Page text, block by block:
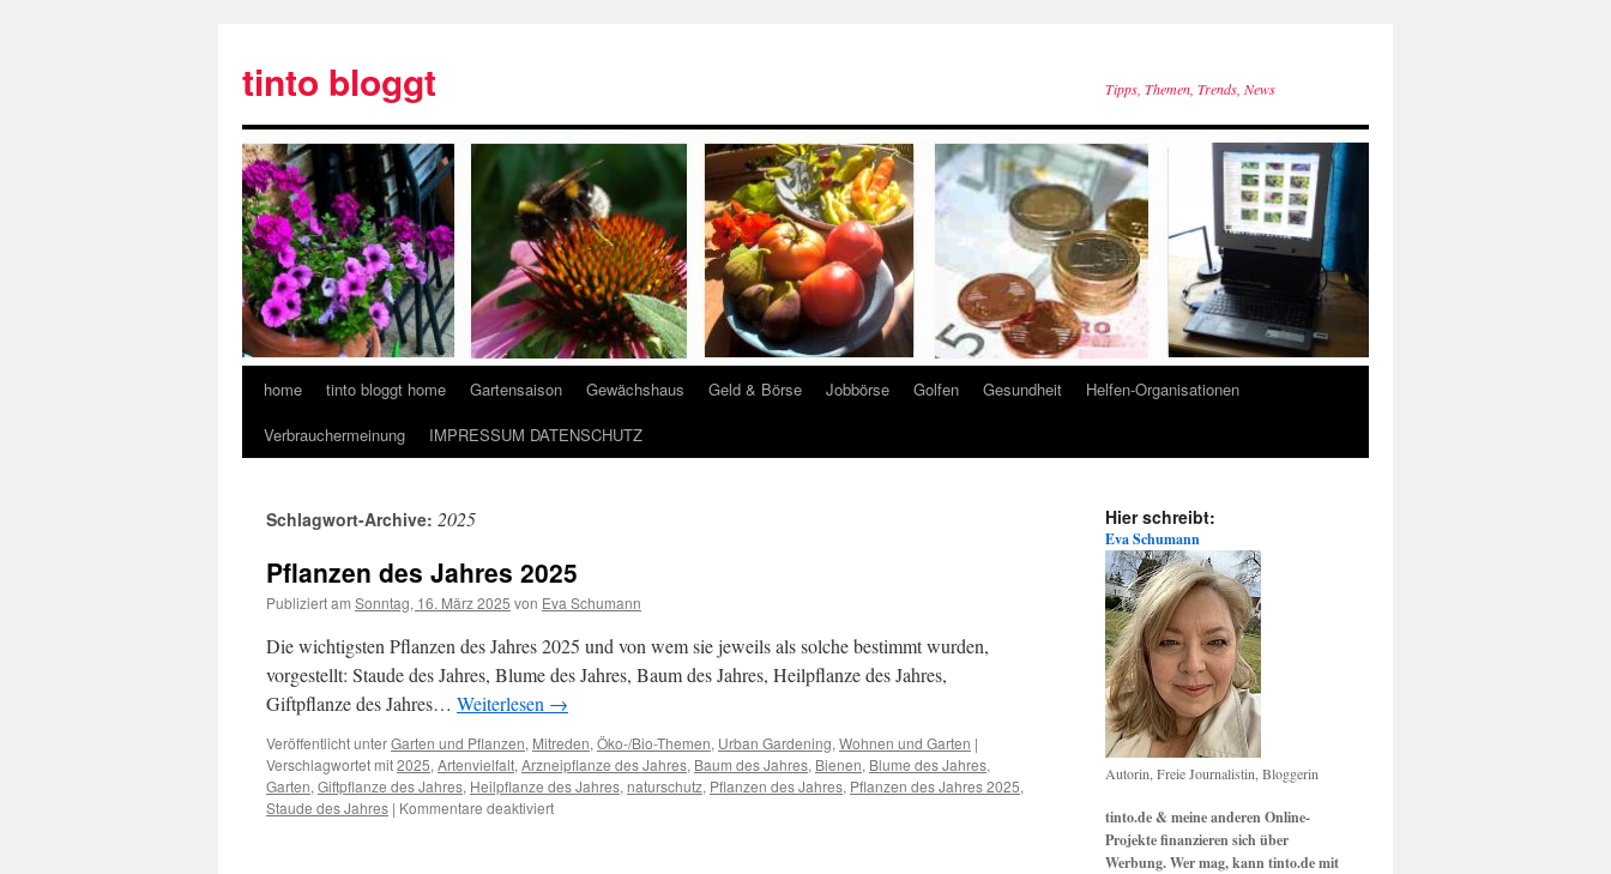
tinto bloggt Tipps, Themen, Trends, News
home tinto bloggt home Gartensaison Gewächshaus Geld & Börse Jobbörse Golfen Gesundheit
Helfen-Organisationen
Verbrauchermeinung
IMPRESSUM DATENSCHUTZ
Schlagwort-Archive: 2025
Pflanzen des Jahres 2025
Publiziert am Sonntag, 16. März 2025 von Eva Schumann
Die wichtigsten Pflanzen des Jahres 2025 und von wem sie jeweils als solche bestimmt wurden,
vorgestellt: Staude des Jahres, Blume des Jahres, Baum des Jahres, Heilpflanze des Jahres,
Giftpflanze des Jahres… Weiterlesen →
Veröffentlicht unterGarten und Pflanzen, Mitreden, Öko-/Bio-Themen, Urban Gardening, Wohnen und Garten |
Verschlagwortet mit2025, Artenvielfalt, Arzneipflanze des Jahres, Baum des Jahres, Bienen, Blume des Jahres,
Garten, Giftpflanze des Jahres, Heilpflanze des Jahres, naturschutz, Pflanzen des Jahres, Pflanzen des Jahres 2025,
Staude des Jahres | Kommentare deaktiviert
Hier schreibt:
Eva Schumann
Autorin, Freie Journalistin, Bloggerin
tinto.de & meine anderen Online-
Projekte finanzieren sich über
Werbung. Wer mag, kann tinto.de mit